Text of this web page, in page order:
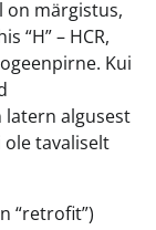
on märgistus,
“H” – HCR,
Kui
latern algusest
ole tavaliselt
“retrofit”)